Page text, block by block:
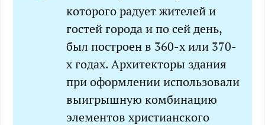
которого радует жителей и
гостей города и по сей день,
был построен в 360-х или 370-
х годах. Архитекторы здания
при оформлении использовали
выигрышную комбинацию
элементов христианского